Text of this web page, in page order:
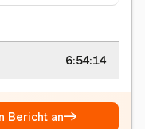
6:54:15
Bericht an→